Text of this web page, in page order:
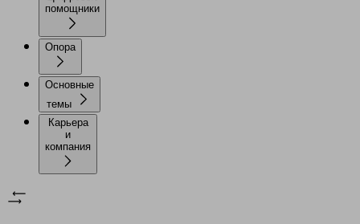
помощники
Опора
Основные
темы
Карьера
и
компания